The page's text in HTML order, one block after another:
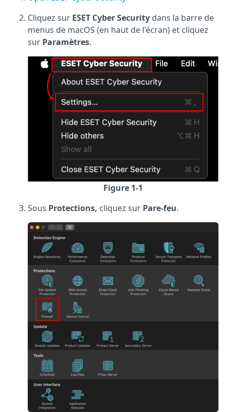
Cliquez sur ESET Cyber Security dans la barre de
menus de macOS (en haut de l'écran) et cliquez
sur Paramètres.
Figure 1-1
Sous Protections, cliquez sur Pare-feu.